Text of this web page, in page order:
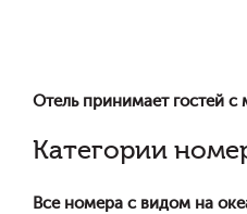
Отель принимает гостей с
Категории
Все номера с видом на